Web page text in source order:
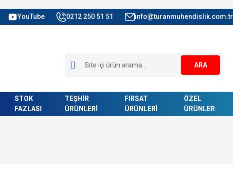
YouTube 0212 250 51 51 info@turanmuhendislik.com.tr
ARA
STOK
FAZLASI
TEŞHİR
ÜRÜNLERİ
FIRSAT
ÜRÜNLERİ
ÖZEL
ÜRÜNLER